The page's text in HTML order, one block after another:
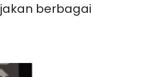
berbagai